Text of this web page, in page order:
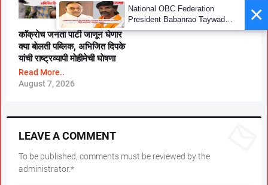
काॅक्राेच जनता पार्टी जाणून घेणार
क्या बाेलती पब्लिक, अभिजित दिपके
यांची राष्ट्रव्यापी माेहीमेची घाेषणा
Read More..
August 7, 2026
LEAVE A COMMENT
To be published, comments must be reviewed by the
administrator.*
×
National OBC Federation
President Babanrao Taywade
Claims Only 27 Kunbi